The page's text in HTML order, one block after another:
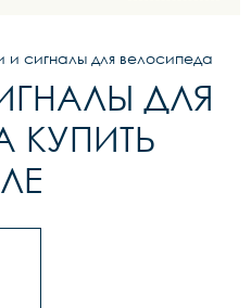
и сигналы для велосипеда
ДЛЯ
КУПИТЬ